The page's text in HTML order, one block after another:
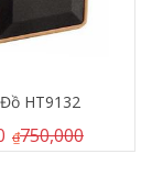
HT9132
₫750,000